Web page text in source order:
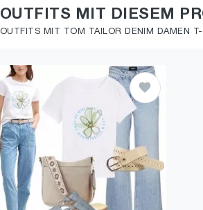
OUTFITS MIT DIESEM
OUTFITS MIT TOM TAILOR DENIM DAMEN